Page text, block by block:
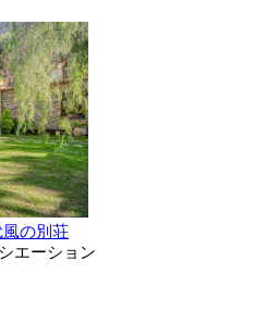
の別荘
エーション